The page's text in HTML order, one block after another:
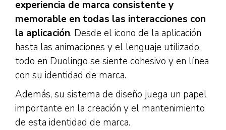
experiencia de marca consistente y
memorable en todas las interacciones con
la aplicación. Desde el icono de la aplicación
hasta las animaciones y el lenguaje utilizado,
todo en Duolingo se siente cohesivo y en línea
con su identidad de marca.
Además, su sistema de diseño juega un papel
importante en la creación y el mantenimiento
de esta identidad de marca.